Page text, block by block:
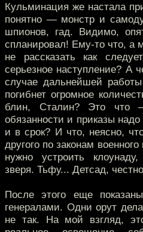
Кульминация же настала
понятно — монстр и
шпионов, гад. Видимо,
спланировал! Ему-то что, а
не рассказать как
серьезное наступление? А
случае дальнейшей
погибнет огромное
блин, Сталин? Это что
обязанности и приказы
и в срок? И что, неясно,
другого по законам
нужно устроить
зверя. Тьфу... Детсад,
После этого еще
генералами. Одни орут
не так. На мой взгляд,